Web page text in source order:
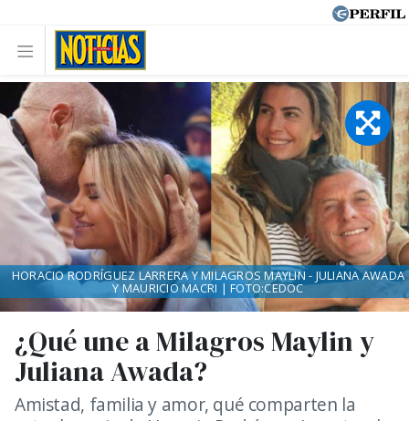
¿Qué une a Milagros Maylin y
Juliana Awada?
Amistad, familia y amor, qué comparten la
HORACIO RODRÍGUEZ LARRERA Y MILAGROS MAYLIN - JULIANA AWADA
Y MAURICIO MACRI | FOTO:CEDOC